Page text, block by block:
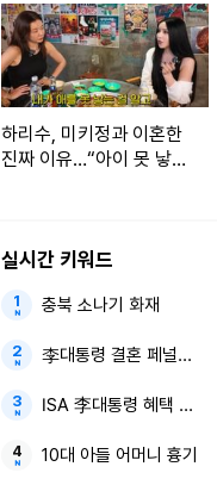
하리수, 미키정과 이혼한
진짜 이유…“아이 못 낳아
실시간 키워드
충북 소나기 화재
李대통령 결혼 페널티
ISA 李대통령 혜택 축소
10대 아들 어머니 흉기